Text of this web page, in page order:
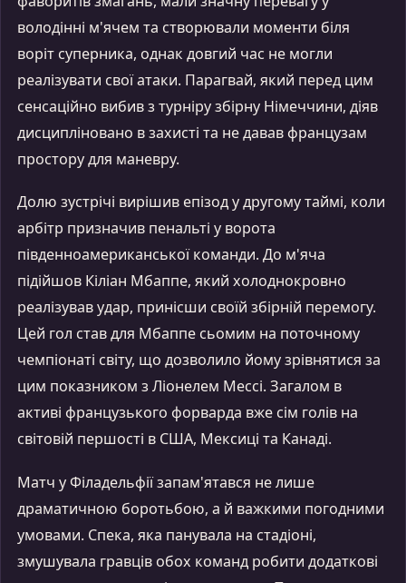
володінні м'ячем та створювали моменти біля
воріт суперника, однак довгий час не могли
реалізувати свої атаки. Парагвай, який перед цим
сенсаційно вибив з турніру збірну Німеччини, діяв
дисципліновано в захисті та не давав французам
простору для маневру.
Долю зустрічі вирішив епізод у другому таймі, коли
арбітр призначив пенальті у ворота
південноамериканської команди. До м'яча
підійшов Кіліан Мбаппе, який холоднокровно
реалізував удар, принісши своїй збірній перемогу.
Цей гол став для Мбаппе сьомим на поточному
чемпіонаті світу, що дозволило йому зрівнятися за
цим показником з Ліонелем Мессі. Загалом в
активі французького форварда вже сім голів на
світовій першості в США, Мексиці та Канаді.
Матч у Філадельфії запам'ятався не лише
драматичною боротьбою, а й важкими погодними
умовами. Спека, яка панувала на стадіоні,
змушувала гравців обох команд робити додаткові